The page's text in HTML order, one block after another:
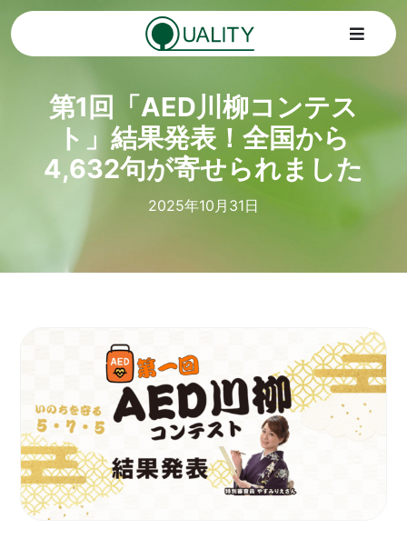
Skip
to
content
Toggle
Home
トピックス
会社情報
お問い合わせ
採用情報
第1回「AED川柳コンテス
ト」結果発表！全国から
4,632句が寄せられました
2025年10月31日